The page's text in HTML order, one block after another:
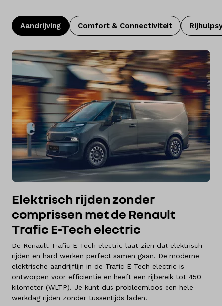
Kennis & advies
Land
Nederland
Taal
Nederlands
Aandrijving Comfort & Connectiviteit
Elektrisch rijden zonder
comprissen met de Renault
Trafic E-Tech electric
De Renault Trafic E-Tech electric laat zien dat elektrisch
rijden en hard werken perfect samen gaan. De moderne
elektrische aandrijflijn in de Trafic E-Tech electric is
ontworpen voor efficiëntie en heeft een rijbereik tot 450
kilometer (WLTP). Je kunt dus probleemloos een hele
werkdag rijden zonder tussentijds laden.